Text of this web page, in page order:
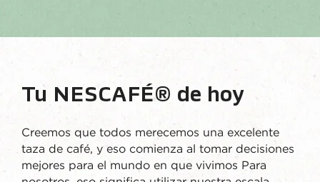
Tu NESCAFÉ® de hoy
Creemos que todos merecemos una excelente
taza de café, y eso comienza al tomar decisiones
mejores para el mundo en que vivimos Para